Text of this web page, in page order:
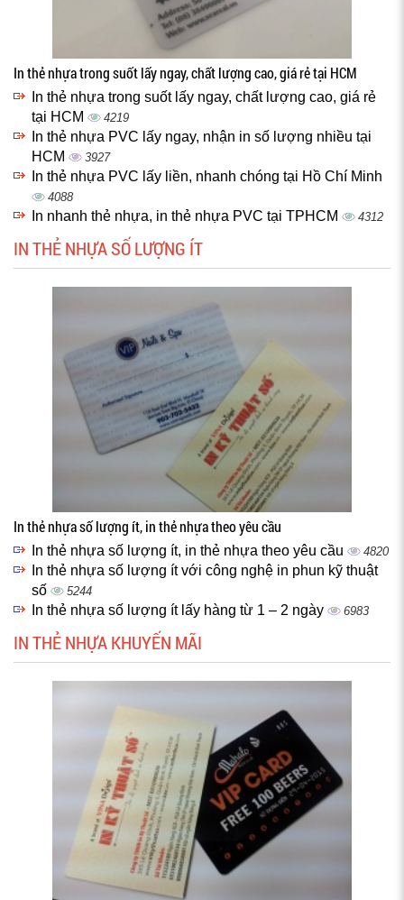
In thẻ nhựa trong suốt lấy ngay, chất lượng cao, giá rẻ tại HCM
In thẻ nhựa trong suốt lấy ngay, chất lượng cao, giá rẻ
tại HCM
4219
In thẻ nhựa PVC lấy ngay, nhận in số lượng nhiều tại
HCM
3927
In thẻ nhựa PVC lấy liền, nhanh chóng tại Hồ Chí Minh
4088
In nhanh thẻ nhựa, in thẻ nhựa PVC tại TPHCM 4312
IN THẺ NHỰA SỐ LƯỢNG ÍT
In thẻ nhựa số lượng ít, in thẻ nhựa theo yêu cầu
In thẻ nhựa số lượng ít, in thẻ nhựa theo yêu cầu 4820
In thẻ nhựa số lượng ít với công nghệ in phun kỹ thuật
số
5244
In thẻ nhựa số lượng ít lấy hàng từ 1 – 2 ngày 6983
IN THẺ NHỰA KHUYẾN MÃI